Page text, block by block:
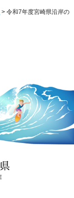
> 令和7年度宮崎県沿岸の